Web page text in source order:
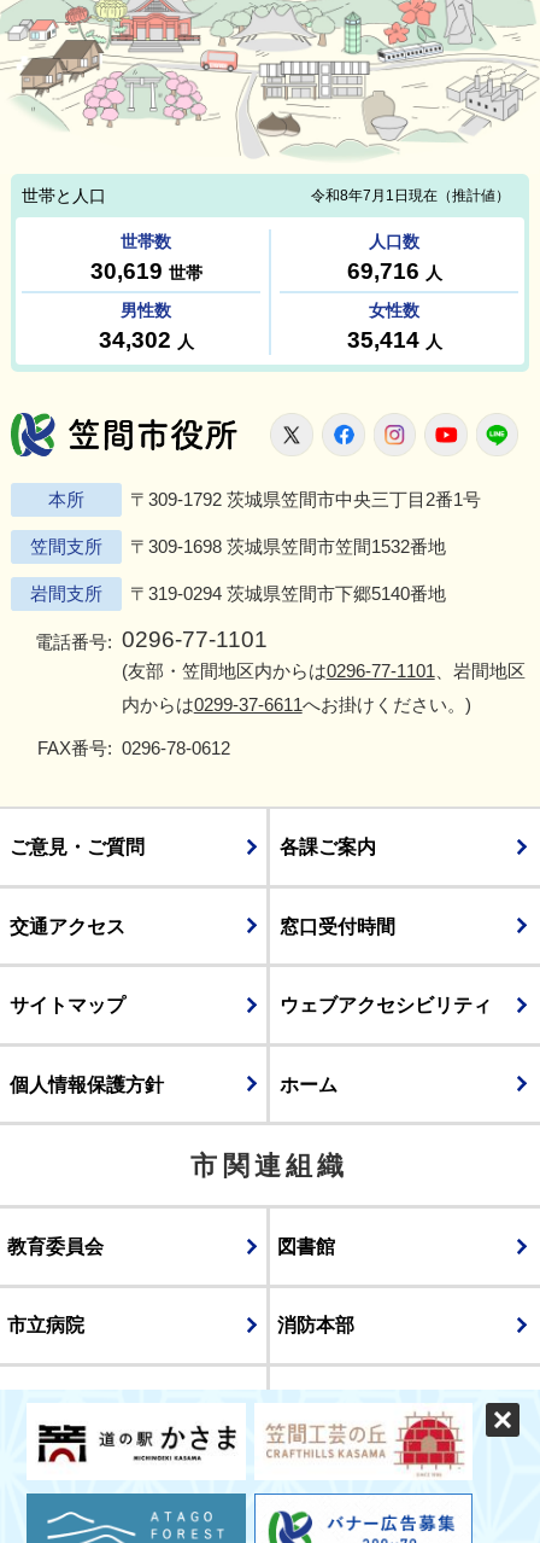
笠間市役所
X FacebookInstagram
本所 〒309-1792 茨城県笠間市中央三丁目2番1号
笠間支所 〒309-1698 茨城県笠間市笠間1532番地
岩間支所 〒319-0294 茨城県笠間市下郷5140番地
電話番号: 0296-77-1101
(友部・笠間地区内からは0296-77-1101 、岩間地区
内からは0299-37-6611へお掛けください。)
FAX番号: 0296-78-0612
ご意見・ご質問 各課ご案内
交通アクセス 窓口受付時間
サイトマップ ウェブアクセシビリティ
個人情報保護方針 ホーム
市関連組織
教育委員会 図書館
市立病院 消防本部
議会
表示 スマートフォン版 パソコン版